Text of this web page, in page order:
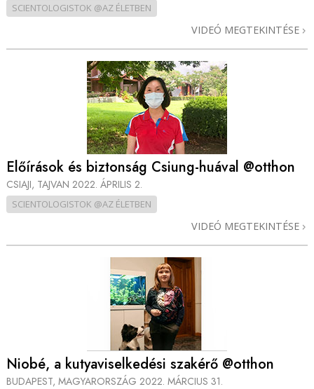
SCIENTOLOGISTOK @AZ ÉLETBEN
VIDEÓ MEGTEKINTÉSE
Előírások és biztonság Csiung-huával @otthon
CSIAJI, TAJVAN 2022. ÁPRILIS 2.
SCIENTOLOGISTOK @AZ ÉLETBEN
VIDEÓ MEGTEKINTÉSE
Niobé, a kutyaviselkedési szakérő @otthon
BUDAPEST, MAGYARORSZÁG 2022. MÁRCIUS 31.